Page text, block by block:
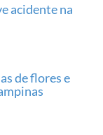
acidente na
de flores e